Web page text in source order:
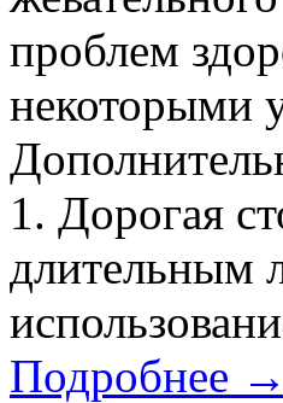
проблем
некоторыми
1. Дорогая
длительным
Подробнее →